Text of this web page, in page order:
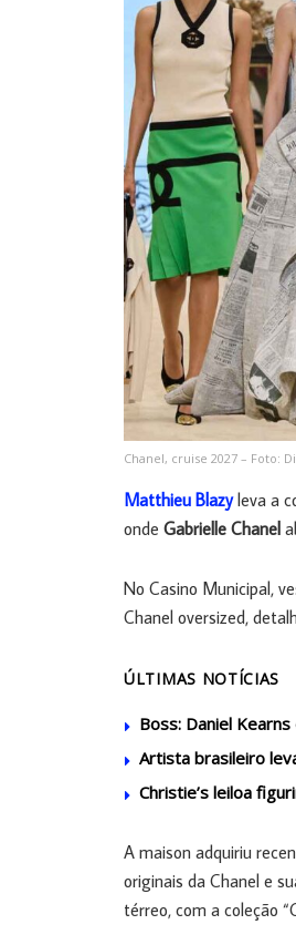
Chanel, cruise 2027 – Foto:
Matthieu Blazyleva a
onde Gabrielle Chanel
No Casino Municipal,
Chanel oversized,
ÚLTIMAS NOTÍCIAS
Boss: Daniel
Artista brasileiro
Christie’s leiloa
A maison adquiriu
originais da Chanel e
térreo, com a coleção